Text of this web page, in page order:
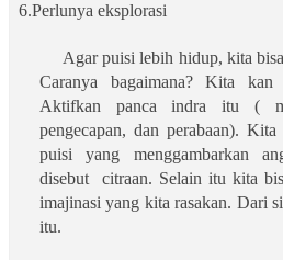
6.Perlunya eksplorasi
Agar puisi lebih hidup, kita
Caranya bagaimana? Kita kan
Aktifkan panca indra itu (
pengecapan, dan perabaan).
puisi yang menggambarkan
disebut
citraan. Selain itu kita
imajinasi yang kita rasakan. Dari
itu.